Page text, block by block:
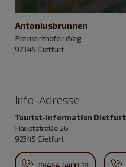
Antoniusbrunnen
Premerzhofer Weg
92345 Dietfurt
Info-Adresse
Tourist-Information Dietfurt
Hauptstraße 26
92345 Dietfurt
08464 6400-19